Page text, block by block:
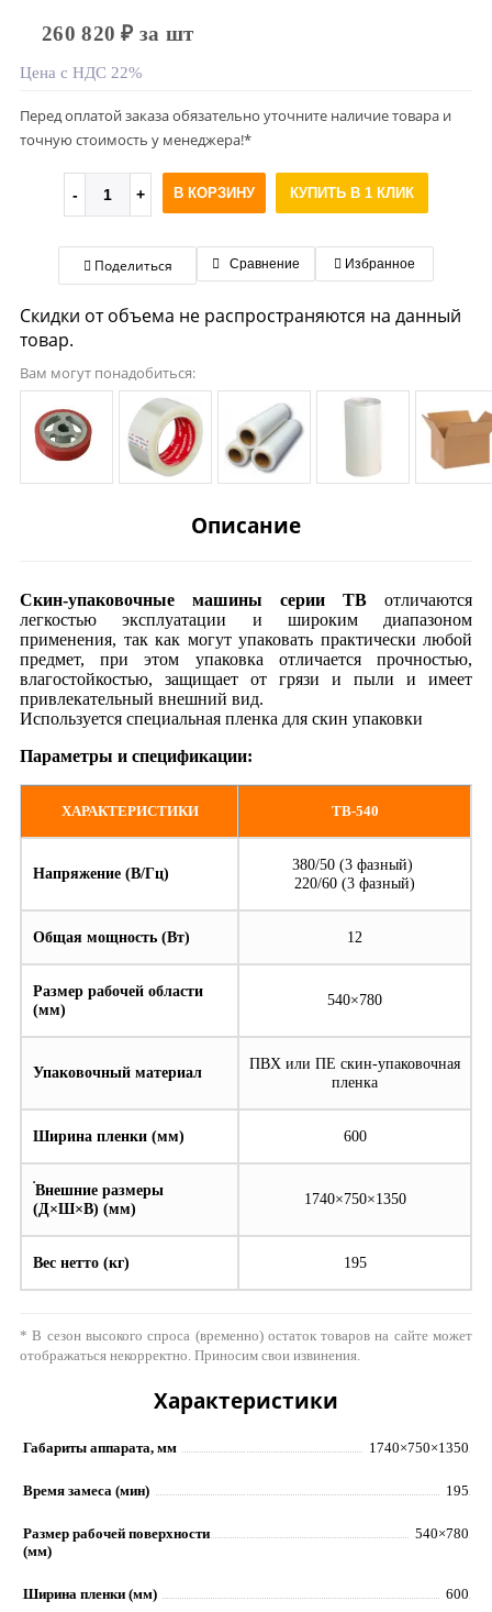
260 820 ₽ за шт
Цена с НДС 22%
Перед оплатой заказа обязательно уточните наличие товара и
точную стоимость у менеджера!*
В КОРЗИНУ КУПИТЬ В 1 КЛИК
Поделиться Сравнение Избранное
Скидки от объема не распространяются на данный
товар.
Вам могут понадобиться:
Описание
Скин-упаковочные машины серии TB отличаются
легкостью эксплуатации и широким диапазоном
применения, так как могут упаковать практически любой
предмет, при этом упаковка отличается прочностью,
влагостойкостью, защищает от грязи и пыли и имеет
привлекательный внешний вид.
Используется специальная пленка для скин упаковки
Параметры и cпецификации:
ХАРАКТЕРИСТИКИ TB-540
Напряжение (В/Гц)
380/50 (3 фазный)
220/60 (3 фазный)
Общая мощность (Вт) 12
Размер рабочей области
(мм)
540×780
Упаковочный материал
ПВХ или ПЕ скин-упаковочная
пленка
Ширина пленки (мм) 600
Внешние размеры
(Д×Ш×В) (мм)
1740×750×1350
Вес нетто (кг) 195
* В сезон высокого спроса (временно) остаток товаров на сайте может
отображаться некорректно. Приносим свои извинения.
Характеристики
Габариты аппарата, мм 1740×750×1350
Время замеса (мин) 195
Размер рабочей поверхности
(мм)
540×780
Ширина пленки (мм) 600